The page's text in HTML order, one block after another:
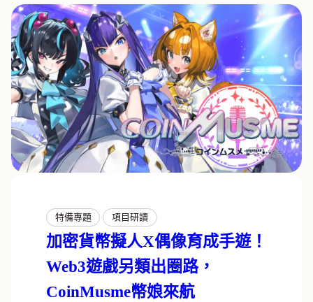
特備專題 項目研讀
加密貨幣擬人X偶像育成手遊！
Web3遊戲另類出圈路，
CoinMusme幣娘來航